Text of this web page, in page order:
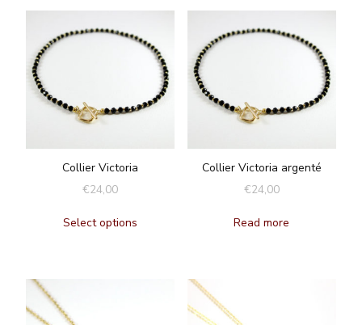
Collier Victoria
€24,00
Select options
Collier Victoria argenté
€24,00
Read more